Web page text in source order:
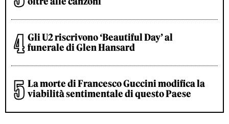
Gli U2 riscrivono ‘Beautiful Day’ al
funerale di Glen Hansard
La morte di Francesco Guccini modifica la
viabilità sentimentale di questo Paese